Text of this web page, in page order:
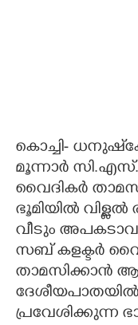
കൊച്ചി-
മൂന്നാർ
വൈദികർ
ഭൂമിയിൽ
വീടും
സബ് കളക്ടർ
താമസിക്കാൻ
ദേശീയപാതയിൽ
പ്രവേശിക്കുന്ന